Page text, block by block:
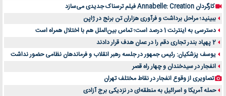
کارگردان Annabelle: Creation فیلم ترسناک جدیدی می‌سازد
ببینید؛ مراحل برداشت و فرآوری هزاران تن برنج در ژاپن
دسترسی به اینترنت 1 درصد است؛ تماس بین‌الملل هم با اختلال همراه است
2 پهپاد بندر تجاری دقم را در عمان هدف قرار دادند
یوسف پزشکیان: رئیس جمهور در جلسه رهبر انقلاب و فرماندهان نظامی حضور نداشت
انفجار در سیدخندان و چهار راه قصر
تصاویری از وقوع انفجار در نقاط مختلف تهران
حمله آمریکا و اسرائیل به منطقه‌ای در نزدیکی برج آزادی